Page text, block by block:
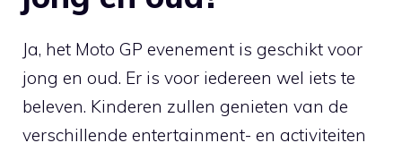
Ja, het Moto GP evenement is geschikt voor
jong en oud. Er is voor iedereen wel iets te
beleven. Kinderen zullen genieten van de
verschillende entertainment- en activiteiten